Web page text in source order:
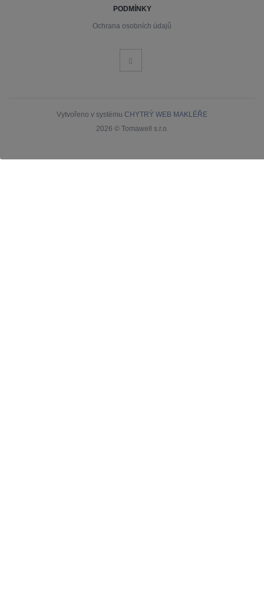
PODMÍNKY
Ochrana osobních údajů
Vytvořeno v systému CHYTRÝ WEB MAKLÉŘE
2026 © Tomawell s.r.o.